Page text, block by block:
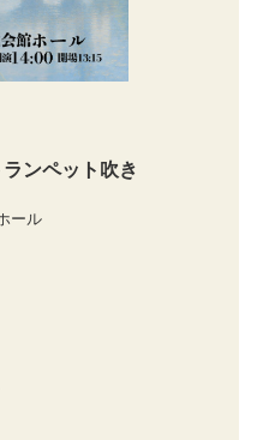
ンペット吹き
ール